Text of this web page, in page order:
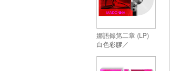
娜語錄第二章 (LP)
白色彩膠／